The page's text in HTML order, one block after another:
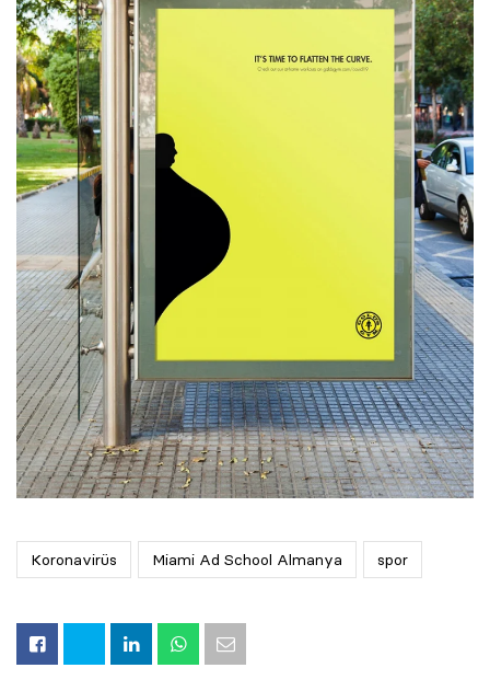
Koronavirüs Miami Ad School Almanya spor